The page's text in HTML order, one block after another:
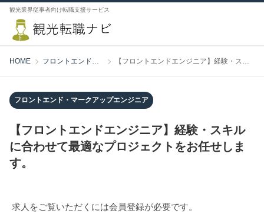
観光業界従事者向け転職支援サービス
HOME フロントエンド・マークアップエンジニア 【フロントエンドエンジニア】経験・スキルに合わせて最適なプロジェクトをお任せします。
フロントエンド・マークアップエンジニア
【フロントエンドエンジニア】経験・スキル
に合わせて最適なプロジェクトをお任せしま
す。
求人をご覧いただくには会員登録が必要です。